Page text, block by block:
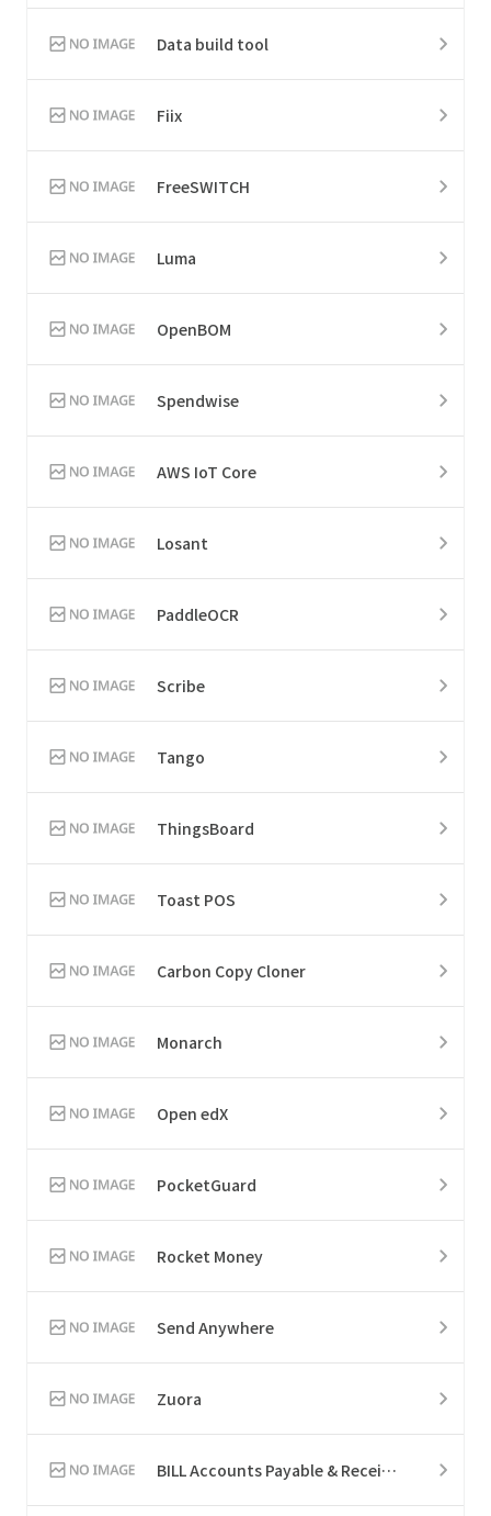
Data build tool
Fiix
FreeSWITCH
Luma
OpenBOM
Spendwise
AWS IoT Core
Losant
PaddleOCR
Scribe
Tango
ThingsBoard
Toast POS
Carbon Copy Cloner
Monarch
Open edX
PocketGuard
Rocket Money
Send Anywhere
Zuora
BILL Accounts Payable & Receivable